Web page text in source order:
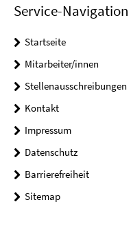
Service-Navigation
Startseite
Mitarbeiter/innen
Stellenausschreibungen
Kontakt
Impressum
Datenschutz
Barrierefreiheit
Sitemap